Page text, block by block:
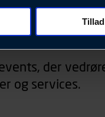
browsertype,
der anvendes.
der
og services.